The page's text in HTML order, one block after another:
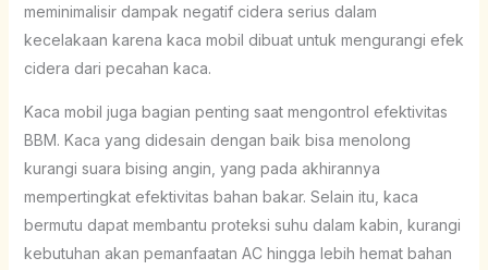
meminimalisir dampak negatif cidera serius dalam
kecelakaan karena kaca mobil dibuat untuk mengurangi efek
cidera dari pecahan kaca.
Kaca mobil juga bagian penting saat mengontrol efektivitas
BBM. Kaca yang didesain dengan baik bisa menolong
kurangi suara bising angin, yang pada akhirannya
mempertingkat efektivitas bahan bakar. Selain itu, kaca
bermutu dapat membantu proteksi suhu dalam kabin, kurangi
kebutuhan akan pemanfaatan AC hingga lebih hemat bahan